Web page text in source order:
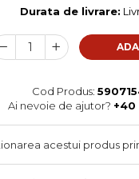
Durata de livrare:
Cod Produs:
Ai nevoie de ajutor? +40
acestui produs